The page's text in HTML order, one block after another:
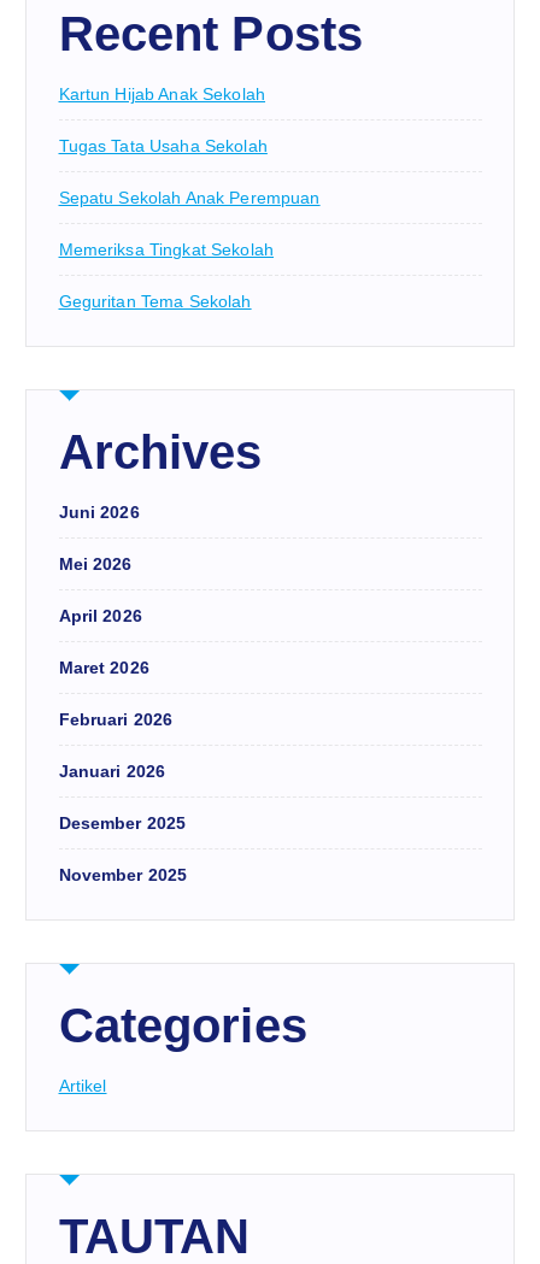
Recent Posts
Kartun Hijab Anak Sekolah
Tugas Tata Usaha Sekolah
Sepatu Sekolah Anak Perempuan
Memeriksa Tingkat Sekolah
Geguritan Tema Sekolah
Archives
Juni 2026
Mei 2026
April 2026
Maret 2026
Februari 2026
Januari 2026
Desember 2025
November 2025
Categories
Artikel
TAUTAN